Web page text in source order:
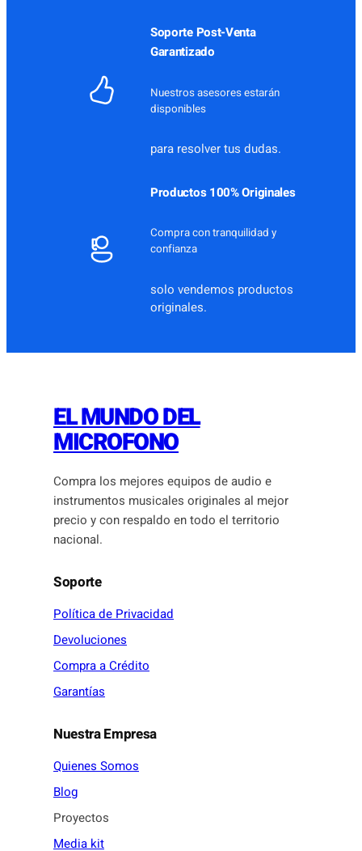
Soporte Post-Venta
Garantizado
Nuestros asesores estarán
disponibles
para resolver tus dudas.
Productos 100% Originales
Compra con tranquilidad y
confianza
solo vendemos productos
originales.
EL MUNDO DEL
MICROFONO
Compra los mejores equipos de audio e
instrumentos musicales originales al mejor
precio y con respaldo en todo el territorio
nacional.
Soporte
Política de Privacidad
Devoluciones
Compra a Crédito
Garantías
Nuestra Empresa
Quienes Somos
Blog
Proyectos
Media kit